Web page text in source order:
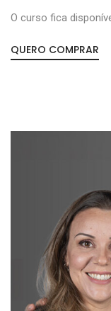
O curso fica
QUERO COMPRAR